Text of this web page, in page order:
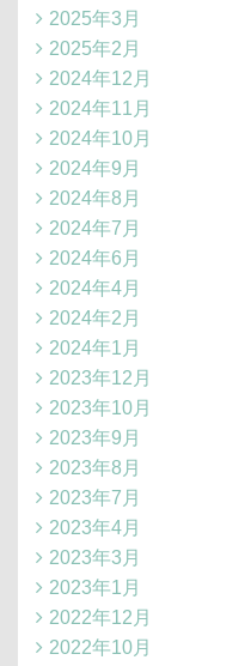
2025年3月
2025年2月
2024年12月
2024年11月
2024年10月
2024年9月
2024年8月
2024年7月
2024年6月
2024年4月
2024年2月
2024年1月
2023年12月
2023年10月
2023年9月
2023年8月
2023年7月
2023年4月
2023年3月
2023年1月
2022年12月
2022年10月